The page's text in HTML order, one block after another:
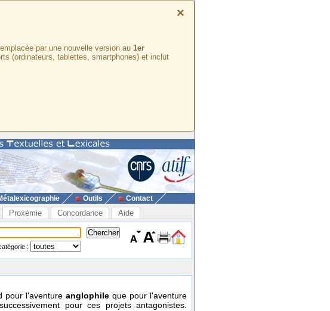
×
par une nouvelle version au 1er
(ordinateurs, tablettes, smartphones) et inclut
Outils Contact
Proxémie Concordance Aide
:
pour l'aventure anglophile que pour l'aventure
pour ces projets antagonistes.